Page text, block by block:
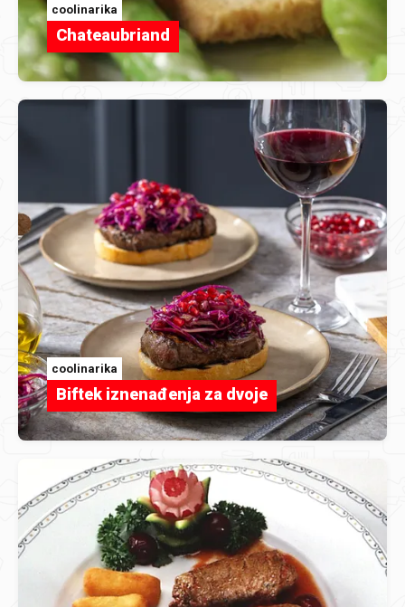
coolinarika
Chateaubriand
coolinarika
Biftek iznenađenja za dvoje